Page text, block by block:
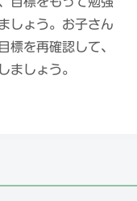
しょう。お子さん
標を再確認して、
ましょう。